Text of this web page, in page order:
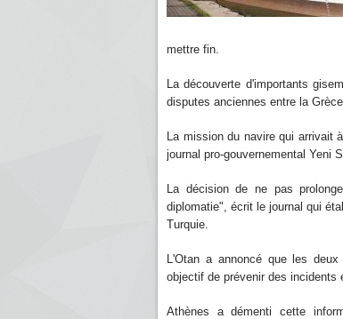
mettre fin.
La découverte d'importants
disputes anciennes entre la
La mission du navire qui arrivait
journal pro-gouvernemental Yeni
La décision de ne pas
diplomatie", écrit le journal qui
Turquie.
L'Otan a annoncé que les
objectif de prévenir des incidents
Athènes a démenti cette